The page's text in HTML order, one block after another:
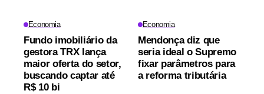
Economia
Fundo imobiliário da
gestora TRX lança
maior oferta do setor,
buscando captar até
R$ 10 bi
Economia
Mendonça diz que
seria ideal o Supremo
fixar parâmetros para
a reforma tributária